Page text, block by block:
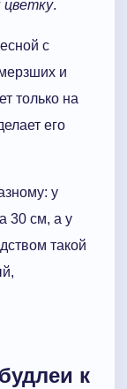
цветку.
с
и
только на
его
у
30 см, а у
такой
к